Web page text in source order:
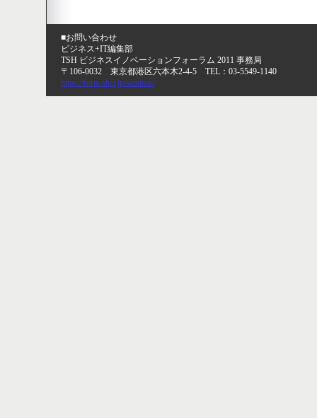
■お問い合わせ
ビジネス+IT編集部
TSH ビジネスイノベーションフォーラム 2011 事務局
〒106-0032 東京都港区六本木2-4-5 TEL：03-5549-1140
https://form.sbcr.jp/seminar/